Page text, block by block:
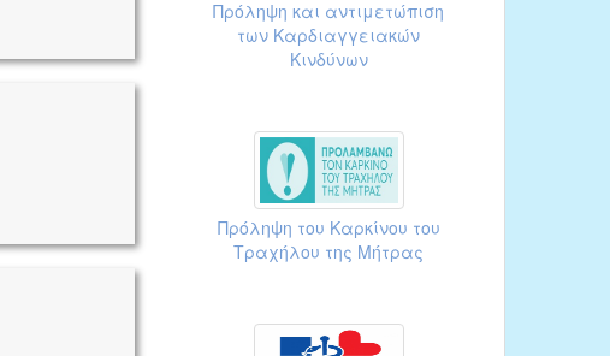
Πρόληψη και αντιμετώπιση
των Καρδιαγγειακών
Κινδύνων
Πρόληψη του Καρκίνου του
Τραχήλου της Μήτρας